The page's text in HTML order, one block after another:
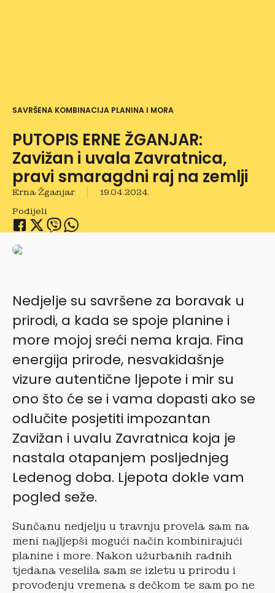
SAVRŠENA KOMBINACIJA PLANINA I MORA
PUTOPIS ERNE ŽGANJAR:
Zavižan i uvala Zavratnica,
pravi smaragdni raj na zemlji
Erna Žganjar
19.04.2024.
Podijeli
Nedjelje su savršene za boravak u
prirodi, a kada se spoje planine i
more mojoj sreći nema kraja. Fina
energija prirode, nesvakidašnje
vizure autentične ljepote i mir su
ono što će se i vama dopasti ako se
odlučite posjetiti impozantan
Zavižan i uvalu Zavratnica koja je
nastala otapanjem posljednjeg
Ledenog doba. Ljepota dokle vam
pogled seže.
Sunčanu nedjelju u travnju provela sam na
meni najljepši mogući način kombinirajući
planine i more. Nakon užurbanih radnih
tjedana veselila sam se izletu u prirodu i
provođenju vremena s dečkom te sam po ne